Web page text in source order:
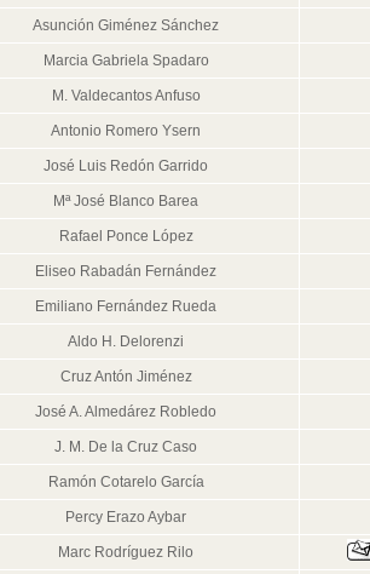
Asunción Giménez Sánchez
Marcia Gabriela Spadaro
M. Valdecantos Anfuso
Antonio Romero Ysern
José Luis Redón Garrido
Mª José Blanco Barea
Rafael Ponce López
Eliseo Rabadán Fernández
Emiliano Fernández Rueda
Aldo H. Delorenzi
Cruz Antón Jiménez
José A. Almedárez Robledo
J. M. De la Cruz Caso
Ramón Cotarelo García
Percy Erazo Aybar
Marc Rodríguez Rilo